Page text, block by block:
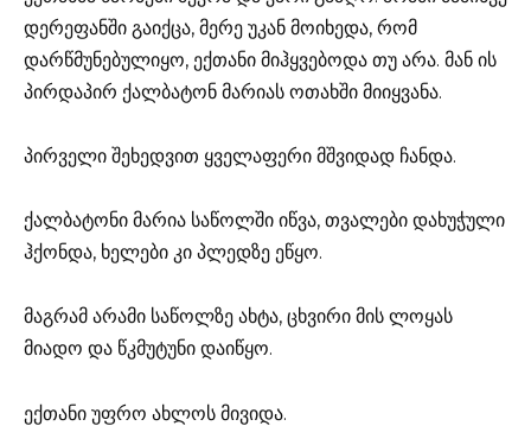
დერეფანში გაიქცა, მერე უკან მოიხედა, რომ
დარწმუნებულიყო, ექთანი მიჰყვებოდა თუ არა. მან ის
პირდაპირ ქალბატონ მარიას ოთახში მიიყვანა.
პირველი შეხედვით ყველაფერი მშვიდად ჩანდა.
ქალბატონი მარია საწოლში იწვა, თვალები დახუჭული
ჰქონდა, ხელები კი პლედზე ეწყო.
მაგრამ არამი საწოლზე ახტა, ცხვირი მის ლოყას
მიადო და წკმუტუნი დაიწყო.
ექთანი უფრო ახლოს მივიდა.